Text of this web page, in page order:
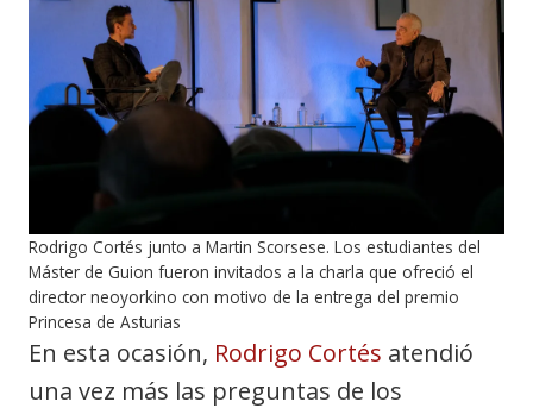
Rodrigo Cortés junto a Martin Scorsese. Los estudiantes del
Máster de Guion fueron invitados a la charla que ofreció el
director neoyorkino con motivo de la entrega del premio
Princesa de Asturias
En esta ocasión, Rodrigo Cortés atendió
una vez más las preguntas de los